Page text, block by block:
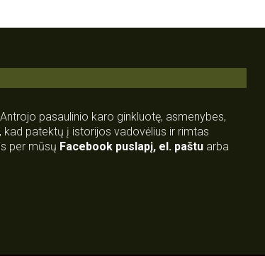
pasaulinio karo ginkluotę, asmenybes,
kad patektų į istorijos vadovėlius ir rimtas
per mūsų Facebook puslapį, el. paštu arba